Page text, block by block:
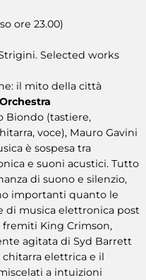
ore 23.00)
Selected works
il mito della città
Biondo (tastiere,
voce), Mauro Gavini
è sospesa tra
e suoni acustici. Tutto
di suono e silenzio,
importanti quanto le
di musica elettronica post
fremiti King Crimson,
agitata di Syd Barrett
elettrica e il
a intuizioni